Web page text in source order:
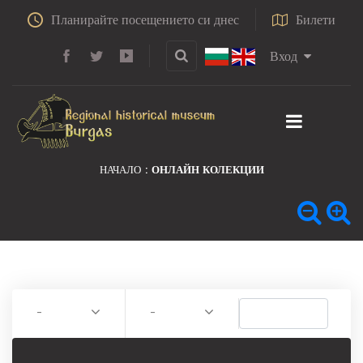
Планирайте посещението си днес Билети
Вход
НАЧАЛО ОНЛАЙН КОЛЕКЦИИ
- -